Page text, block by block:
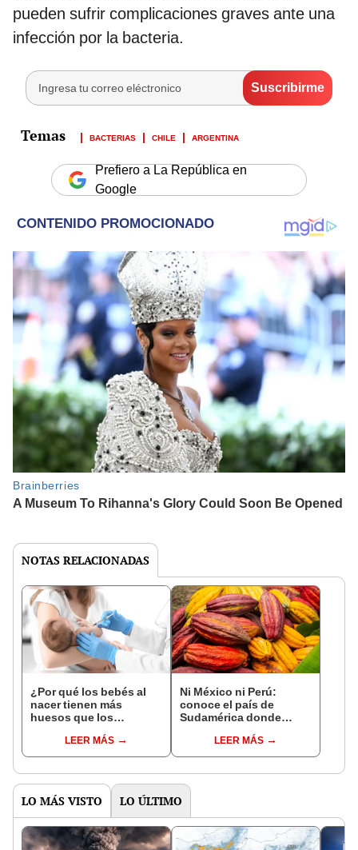
pueden sufrir complicaciones graves ante una
infección por la bacteria.
BACTERIAS CHILE ARGENTINA
Prefiero a La República en
Google
NOTAS RELACIONADAS
¿Por qué los bebés al
nacer tienen más
huesos que los
LEER MÁS
Ni México ni Perú:
conoce el país de
Sudamérica donde
estudioLEER MÁS
LO MÁS VISTO LO ÚLTIMO